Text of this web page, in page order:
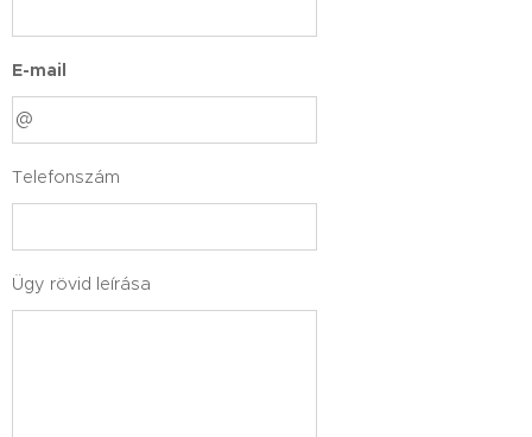
E-mail
Telefonszám
Ügy rövid leírása